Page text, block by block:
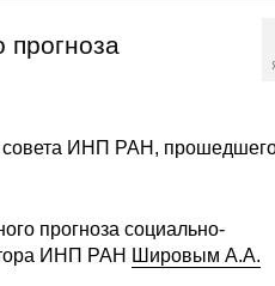
прогноза
совета ИНП РАН,
прогноза социально-
ИНП РАН Шировым А.А.